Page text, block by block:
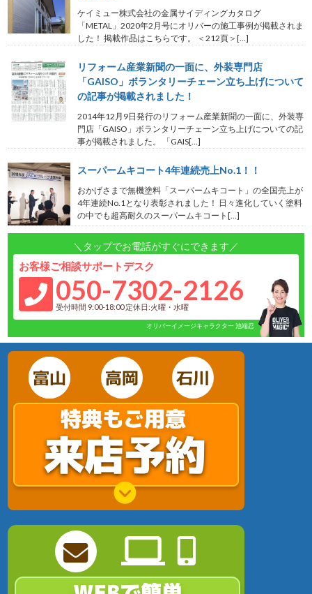
ケイミュー株式会社の金属サイディングカタログ
「METAL」2020年2月号にオリバーの施工事例が掲載されま
した！ 掲載作品はこちらです。 ＜212頁＞[…]
リフォーム産業新聞の一面に、外装専門店
「GAISO」ボランタリーチェーン立ち上げについて
の記事が掲載されました！
2014年12月9日発行のリフォーム産業新聞の一面に、外装専
門店「GAISO」ボランタリーチェーン立ち上げについての記
事が掲載されました。 「GAIS[…]
スーパームキコート4年連続売上No.1！！
おかげさまで無機塗料「スーパームキコート」の全国売上が
4年連続No.1となり表彰されました！ 日々進化していく塗料
の中でも超高耐久のスーパームキコート[…]
＼タップでお電話がすぐにできます／
お客様ご相談サポートデスク
050-7302-2126
受付時間 9:00-18:00 定休日:火曜・水曜
オリバーイメージキャラクター 池端忍